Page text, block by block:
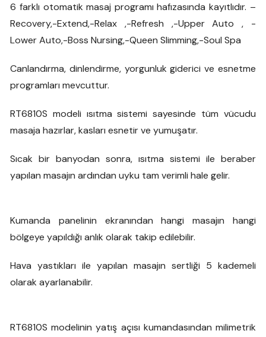
6 farklı otomatik masaj programı hafızasında kayıtlıdır. –
Recovery,-Extend,-Relax ,-Refresh ,-Upper Auto , -
Lower Auto,-Boss Nursing,-Queen Slimming,-Soul Spa
Canlandırma, dinlendirme, yorgunluk giderici ve esnetme
programları mevcuttur.
RT6810S modeli ısıtma sistemi sayesinde tüm vücudu
masaja hazırlar, kasları esnetir ve yumuşatır.
Sıcak bir banyodan sonra, ısıtma sistemi ile beraber
yapılan masajın ardından uyku tam verimli hale gelir.
Kumanda panelinin ekranından hangi masajın hangi
bölgeye yapıldığı anlık olarak takip edilebilir.
Hava yastıkları ile yapılan masajın sertliği 5 kademeli
olarak ayarlanabilir.
RT6810S modelinin yatış açısı kumandasından milimetrik